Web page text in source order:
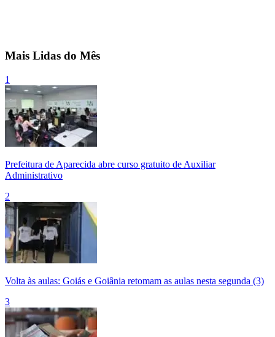
Mais Lidas do Mês
1
Prefeitura de Aparecida abre curso gratuito de Auxiliar
Administrativo
2
Volta às aulas: Goiás e Goiânia retomam as aulas nesta segunda (3)
3